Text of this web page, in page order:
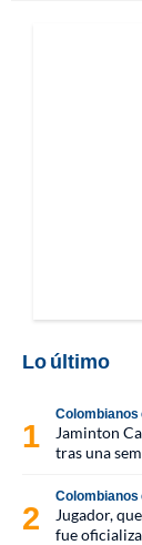
Lo último
Colombianos
Jaminton
tras una
Colombianos
Jugador,
fue